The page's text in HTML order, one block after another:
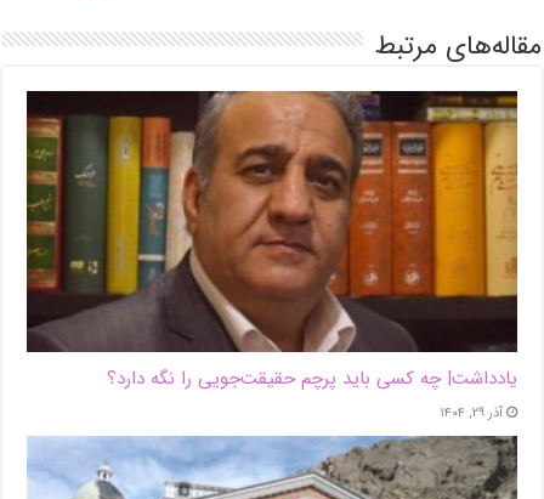
مقاله‌های مرتبط
یادداشت| ‌چه کسی باید پرچم حقیقت‌جویی را نگه دارد؟
آذر ۲۹, ۱۴۰۴